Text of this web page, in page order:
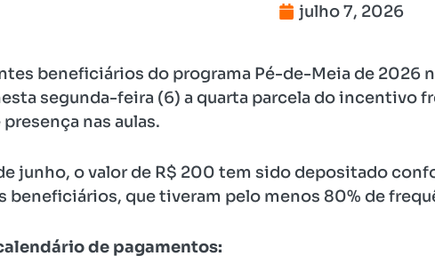
julho 7, 2026
beneficiários do programa Pé-de-Meia de 2026
segunda-feira (6) a quarta parcela do incentivo
nas aulas.
junho, o valor de R$ 200 tem sido depositado
beneficiários, que tiveram pelo menos 80% de
de pagamentos: